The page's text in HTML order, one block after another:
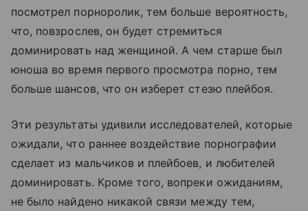
посмотрел порноролик, тем больше вероятность,
что, повзрослев, он будет стремиться
доминировать над женщиной. А чем старше был
юноша во время первого просмотра порно, тем
больше шансов, что он изберет стезю плейбоя.
Эти результаты удивили исследователей, которые
ожидали, что раннее воздействие порнографии
сделает из мальчиков и плейбоев, и любителей
доминировать. Кроме того, вопреки ожиданиям,
не было найдено никакой связи между тем,